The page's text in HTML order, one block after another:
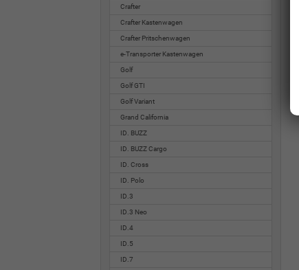
Crafter
Crafter Kastenwagen
Crafter Pritschenwagen
e-Transporter Kastenwagen
Golf
Golf GTI
Golf Variant
Grand California
ID. BUZZ
ID. BUZZ Cargo
ID. Cross
ID. Polo
ID.3
ID.3 Neo
ID.4
ID.5
ID.7